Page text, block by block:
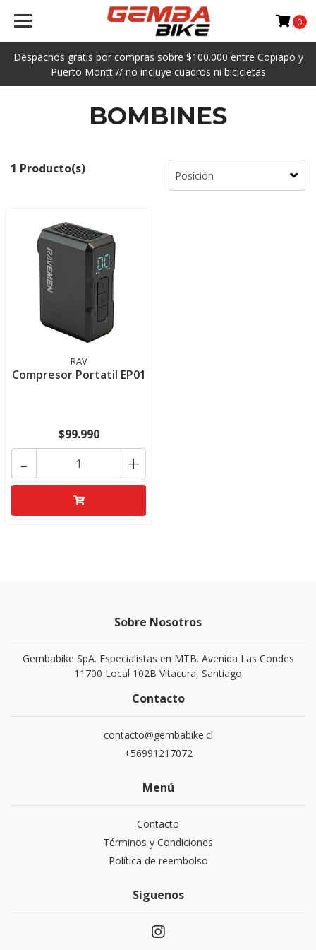
Despachos gratis por compras sobre $100.000 entre Copiapo y
Puerto Montt // no incluye cuadros ni bicicletas
0
BOMBINES
1 Producto(s)
RAV
Compresor Portatil EP01
$99.990
+
-
Sobre Nosotros
Gembabike SpA. Especialistas en MTB. Avenida Las Condes
11700 Local 102B Vitacura, Santiago
Contacto
contacto@gembabike.cl
+56991217072
Menú
Contacto
Términos y Condiciones
Política de reembolso
Síguenos